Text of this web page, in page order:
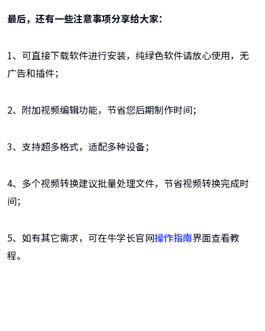
最后，还有一些注意事项分享给大家：
1、可直接下载软件进行安装，纯绿色软件请放心使用，无
广告和插件；
2、附加视频编辑功能，节省您后期制作时间；
3、支持超多格式，适配多种设备；
4、多个视频转换建议批量处理文件，节省视频转换完成时
间；
5、如有其它需求，可在牛学长官网操作指南界面查看教
程。